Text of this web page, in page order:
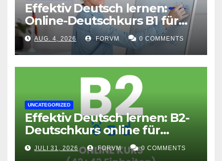
Effektiv Deutsch lernen:
Online-Deutschkurs B1 für
flexible Lernerfolge
AUG. 4, 2026 FORVM 0 COMMENTS
UNCATEGORIZED
Effektiv Deutsch lernen: B2-
Deutschkurs online für
Fortgeschrittene
JULI 31, 2026 FORVM 0 COMMENTS